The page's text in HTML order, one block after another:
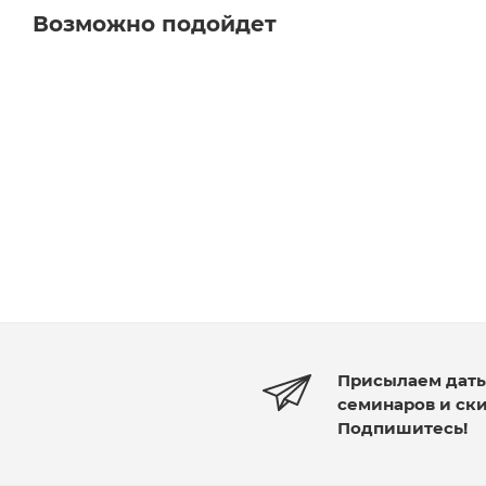
Возможно подойдет
Присылаем
семинаров и
Подпишитесь!